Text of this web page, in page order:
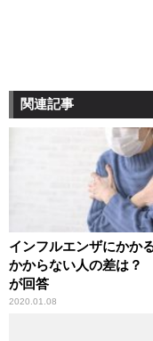
関連記事
インフルエンザにかか
かからない人の差は
が回答
2020.01.08